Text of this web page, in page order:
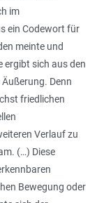
im
ein Codewort für
meinte und
ergibt sich aus den
Denn
friedlichen
Verlauf zu
(…) Diese
Bewegung oder